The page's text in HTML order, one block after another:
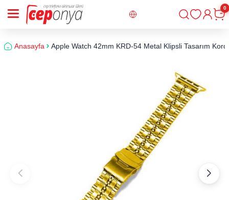
Giriş
0
Anasayfa ​​​Apple Watch 42mm KRD-54 Metal Klipsli Tasarım